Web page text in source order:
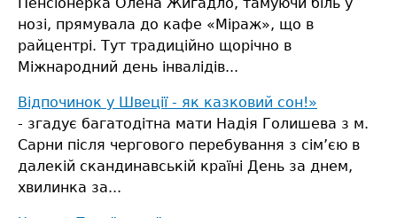
Пенсіонерка Олена Жигадло, тамуючи біль у
нозі, прямувала до кафе «Міраж», що в
райцентрі. Тут традиційно щорічно в
Міжнародний день інвалідів...
Відпочинок у Швеції - як казковий сон!»
- згадує багатодітна мати Надія Голишева з м.
Сарни після чергового перебування з сім’єю в
далекій скандинавській країні День за днем,
хвилинка за...